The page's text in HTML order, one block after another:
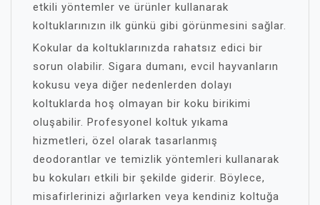
etkili yöntemler ve ürünler kullanarak
koltuklarınızın ilk günkü gibi görünmesini sağlar.
Kokular da koltuklarınızda rahatsız edici bir
sorun olabilir. Sigara dumanı, evcil hayvanların
kokusu veya diğer nedenlerden dolayı
koltuklarda hoş olmayan bir koku birikimi
oluşabilir. Profesyonel koltuk yıkama
hizmetleri, özel olarak tasarlanmış
deodorantlar ve temizlik yöntemleri kullanarak
bu kokuları etkili bir şekilde giderir. Böylece,
misafirlerinizi ağırlarken veya kendiniz koltuğa